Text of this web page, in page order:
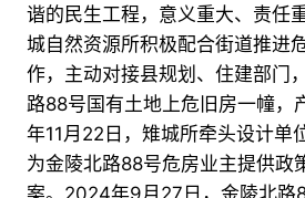
谐的民生工程，意义重大、责任
城自然资源所积极配合街道推进
作，主动对接县规划、住建部门
路88号国有土地上危旧房一幢，
年11月22日，雉城所牵头设计单
为金陵北路88号危房业主提供政
案。2024年9月27日，金陵北路